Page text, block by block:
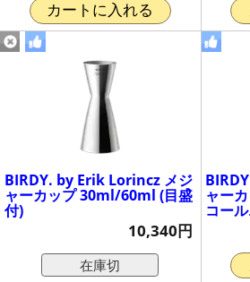
カートに入れる
BIRDY. by Erik Lorincz メジ
ャーカップ 30ml/60ml (目盛
付)
10,340円
在庫切
ャー
コー